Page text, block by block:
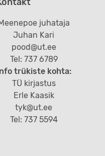
juhataja
Juhan Kari
pood@ut.ee
Tel: 737 6789
Info trükiste kohta:
TÜ kirjastus
Erle Kaasik
tyk@ut.ee
Tel: 737 5594